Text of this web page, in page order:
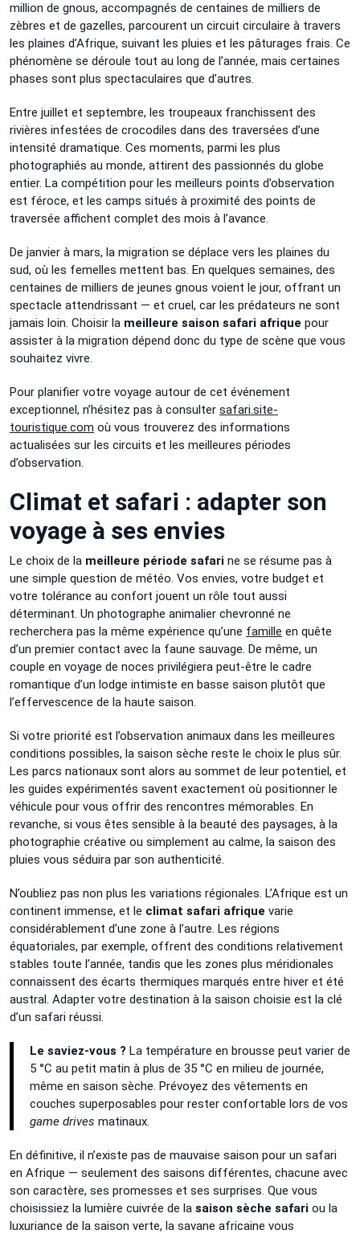
million de gnous, accompagnés de centaines de milliers de
zèbres et de gazelles, parcourent un circuit circulaire à travers
les plaines d’Afrique, suivant les pluies et les pâturages frais. Ce
phénomène se déroule tout au long de l’année, mais certaines
phases sont plus spectaculaires que d’autres.
Entre juillet et septembre, les troupeaux franchissent des
rivières infestées de crocodiles dans des traversées d’une
intensité dramatique. Ces moments, parmi les plus
photographiés au monde, attirent des passionnés du globe
entier. La compétition pour les meilleurs points d’observation
est féroce, et les camps situés à proximité des points de
traversée affichent complet des mois à l’avance.
De janvier à mars, la migration se déplace vers les plaines du
sud, où les femelles mettent bas. En quelques semaines, des
centaines de milliers de jeunes gnous voient le jour, offrant un
spectacle attendrissant — et cruel, car les prédateurs ne sont
jamais loin. Choisir la meilleure saison safari afrique pour
assister à la migration dépend donc du type de scène que vous
souhaitez vivre.
Pour planifier votre voyage autour de cet événement
exceptionnel, n’hésitez pas à consulter safari.site-
touristique.com où vous trouverez des informations
actualisées sur les circuits et les meilleures périodes
d’observation.
Climat et safari : adapter son
voyage à ses envies
Le choix de la meilleure période safari ne se résume pas à
une simple question de météo. Vos envies, votre budget et
votre tolérance au confort jouent un rôle tout aussi
déterminant. Un photographe animalier chevronné ne
recherchera pas la même expérience qu’une famille en quête
d’un premier contact avec la faune sauvage. De même, un
couple en voyage de noces privilégiera peut-être le cadre
romantique d’un lodge intimiste en basse saison plutôt que
l’effervescence de la haute saison.
Si votre priorité est l’observation animaux dans les meilleures
conditions possibles, la saison sèche reste le choix le plus sûr.
Les parcs nationaux sont alors au sommet de leur potentiel, et
les guides expérimentés savent exactement où positionner le
véhicule pour vous offrir des rencontres mémorables. En
revanche, si vous êtes sensible à la beauté des paysages, à la
photographie créative ou simplement au calme, la saison des
pluies vous séduira par son authenticité.
N’oubliez pas non plus les variations régionales. L’Afrique est un
continent immense, et le climat safari afrique varie
considérablement d’une zone à l’autre. Les régions
équatoriales, par exemple, offrent des conditions relativement
stables toute l’année, tandis que les zones plus méridionales
connaissent des écarts thermiques marqués entre hiver et été
austral. Adapter votre destination à la saison choisie est la clé
d’un safari réussi.
Le saviez-vous ? La température en brousse peut varier de
5 °C au petit matin à plus de 35 °C en milieu de journée,
même en saison sèche. Prévoyez des vêtements en
couches superposables pour rester confortable lors de vos
game drives matinaux.
En définitive, il n’existe pas de mauvaise saison pour un safari
en Afrique — seulement des saisons différentes, chacune avec
son caractère, ses promesses et ses surprises. Que vous
choisissiez la lumière cuivrée de la saison sèche safari ou la
luxuriance de la saison verte, la savane africaine vous